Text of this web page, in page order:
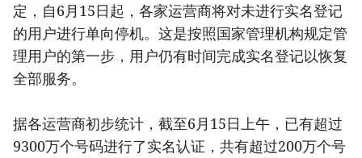
定，自6月15日起，各家运营商将对未进行实名登记
的用户进行单向停机。这是按照国家管理机构规定管
理用户的第一步，用户仍有时间完成实名登记以恢复
全部服务。
据各运营商初步统计，截至6月15日上午，已有超过
9300万个号码进行了实名认证，共有超过200万个号